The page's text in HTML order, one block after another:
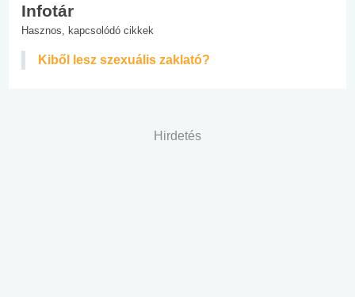
Infotár
Hasznos, kapcsolódó cikkek
Kiből lesz szexuális zaklató?
Hirdetés